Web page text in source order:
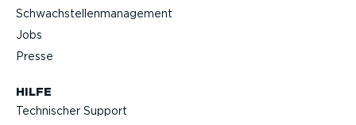
HILFE
Technischer Support
Schwach­stel­len­ma­nagement
Jobs
Presse